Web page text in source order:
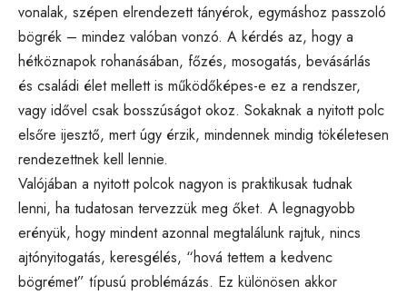
vonalak, szépen elrendezett tányérok, egymáshoz passzoló
bögrék – mindez valóban vonzó. A kérdés az, hogy a
hétköznapok rohanásában, főzés, mosogatás, bevásárlás
és családi élet mellett is működőképes-e ez a rendszer,
vagy idővel csak bosszúságot okoz. Sokaknak a nyitott polc
elsőre ijesztő, mert úgy érzik, mindennek mindig tökéletesen
rendezettnek kell lennie.
Valójában a nyitott polcok nagyon is praktikusak tudnak
lenni, ha tudatosan tervezzük meg őket. A legnagyobb
erényük, hogy mindent azonnal megtalálunk rajtuk, nincs
ajtónyitogatás, keresgélés, “hová tettem a kedvenc
bögrémet” típusú problémázás. Ez különösen akkor